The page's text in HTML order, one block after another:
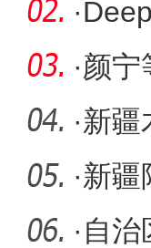
德莱
·
·颜宁
·新疆
亿元
·新疆
· 自